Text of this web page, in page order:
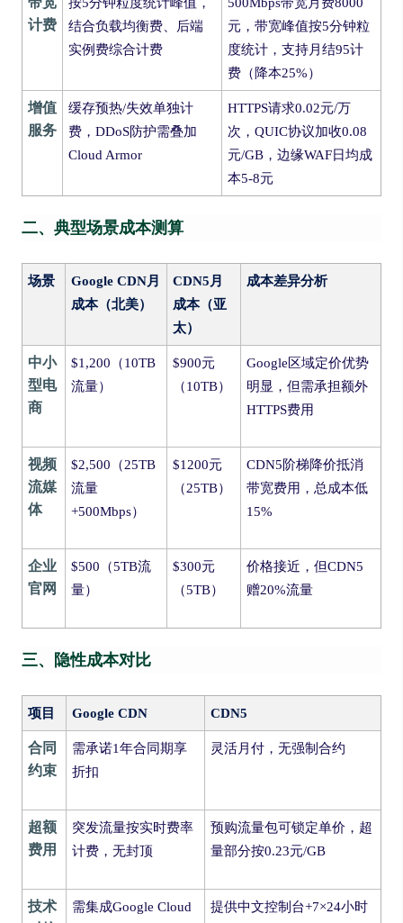
计费
结合负载均衡费、后端
实例费综合计费
元，带宽峰值按5分钟粒
度统计，支持月结95计
费（降本25%）
增值
服务
缓存预热/失效单独计
费，DDoS防护需叠加
Cloud Armor
HTTPS请求0.02元/万
次，QUIC协议加收0.08
元/GB，边缘WAF日均成
本5-8元
二、典型场景成本测算
场景
Google CDN月
成本（北美）
CDN5月
成本（亚
太）
成本差异分析
中小
型电
商
$1,200（10TB
流量）
$900元
（10TB）
Google区域定价优势
明显，但需承担额外
HTTPS费用
视频
流媒
体
$2,500（25TB
流量
+500Mbps）
$1200元
（25TB）
CDN5阶梯降价抵消
带宽费用，总成本低
15%
企业
官网
$500（5TB流
量）
$300元
（5TB）
价格接近，但CDN5
赠20%流量
三、隐性成本对比
项目 Google CDN CDN5
合同
约束
需承诺1年合同期享
折扣
灵活月付，无强制合约
超额
费用
突发流量按实时费率
计费，无封顶
预购流量包可锁定单价，超
量部分按0.23元/GB
技术
需集成Google Cloud 提供中文控制台+7×24小时